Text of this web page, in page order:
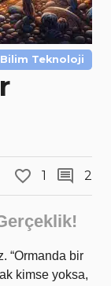
Bilim Teknoloji
1 2
“Ormanda bir
kimse yoksa,